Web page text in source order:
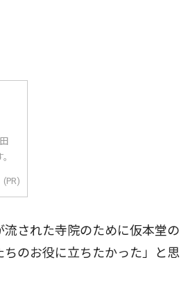
(PR)
された寺院のために仮本堂の
のお役に立ちたかった」と思